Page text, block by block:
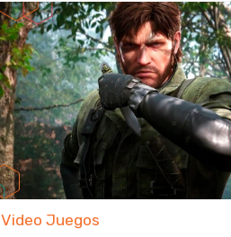
Video Juegos